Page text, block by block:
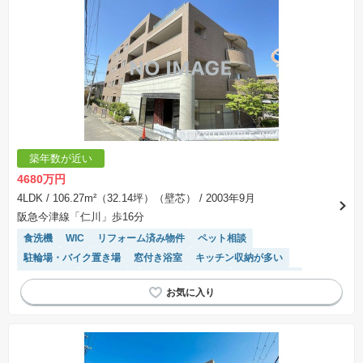
築年数が近い
4680万円
4LDK / 106.27m²（32.14坪）（壁芯）
/ 2003年9月
阪急今津線「仁川」歩16分
食洗機 WIC リフォーム済み物件
ペット相談
駐輪場・バイク置き場
窓付き浴室
キッチン収納が多い
浴室乾燥機
陽当り良好 システムキッチン
温水洗浄便座
エレベーター